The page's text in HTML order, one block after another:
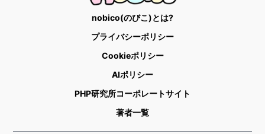
nobico(のびこ)とは?
プライバシーポリシー
Cookieポリシー
AIポリシー
PHP研究所コーポレートサイト
著者一覧